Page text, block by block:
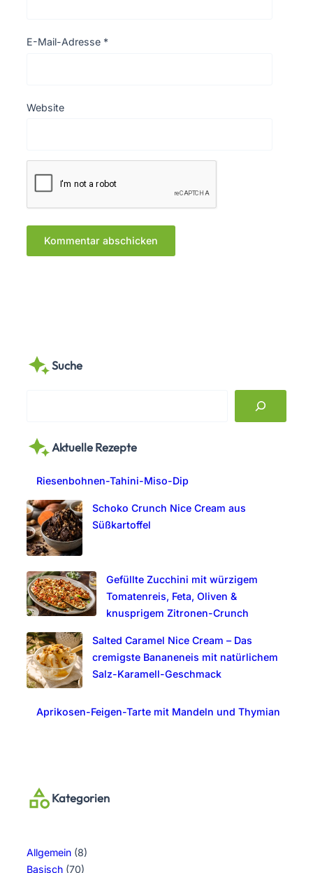
E-Mail-Adresse *
Website
Suche
r
Aktuelle Rezepte
Riesenbohnen-Tahini-Miso-Dip
Schoko Crunch Nice Cream aus
Süßkartoffel
Gefüllte Zucchini mit würzigem
Tomatenreis, Feta, Oliven &
knusprigem Zitronen-Crunch
Salted Caramel Nice Cream – Das
cremigste Bananeneis mit natürlichem
Salz-Karamell-Geschmack
Aprikosen-Feigen-Tarte mit Mandeln und Thymian
Kategorien
Allgemein (8)
Basisch (70)